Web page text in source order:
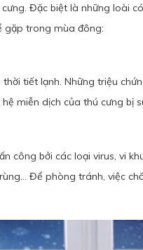
Đặc biệt là những loài
gặp trong mùa đông:
tiết lạnh. Những triệu
miễn dịch của thú cưng bị
công bởi các loại virus, vi
Để phòng tránh, việc